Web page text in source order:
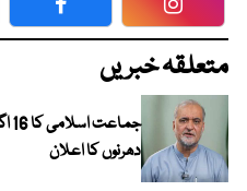
Facebook
متعلقہ خبریں
دھرنوں کا اعلان